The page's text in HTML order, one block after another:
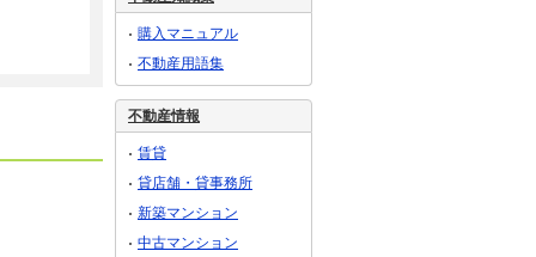
購入マニュアル
不動産用語集
不動産情報
賃貸
貸店舗・貸事務所
新築マンション
中古マンション